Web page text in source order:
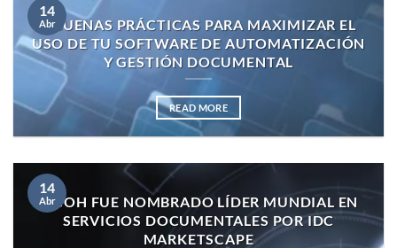
6 BUENAS PRÁCTICAS PARA MAXIMIZAR EL
USO DE TU SOFTWARE DE AUTOMATIZACIÓN
Y GESTIÓN DOCUMENTAL
READ MORE
14
Abr
RICOH FUE NOMBRADO LÍDER MUNDIAL EN
SERVICIOS DOCUMENTALES POR IDC
MARKETSCAPE
14
Abr